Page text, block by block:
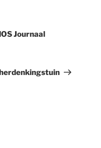
Journaal